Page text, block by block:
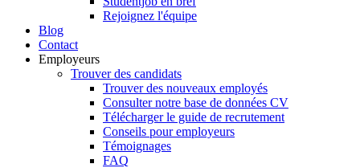
Rejoignez l'équipe
Blog
Contact
Employeurs
Trouver des candidats
Trouver des nouveaux employés
Consulter notre base de données CV
Télécharger le guide de recrutement
Conseils pour employeurs
Témoignages
FAQ